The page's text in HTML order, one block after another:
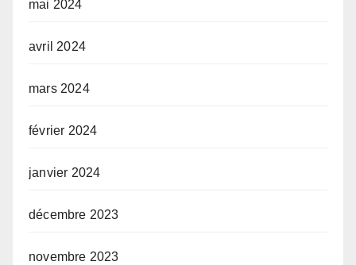
mai 2024
avril 2024
mars 2024
février 2024
janvier 2024
décembre 2023
novembre 2023